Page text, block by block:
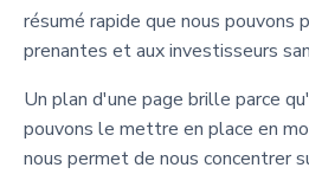
résumé rapide que nous pouvons
prenantes et aux investisseurs
Un plan d'une page brille parce
pouvons le mettre en place en
nous permet de nous concentrer